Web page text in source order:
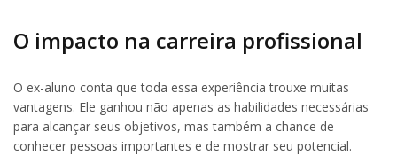
O impacto na carreira profissional
O ex-aluno conta que toda essa experiência trouxe muitas
vantagens. Ele ganhou não apenas as habilidades necessárias
para alcançar seus objetivos, mas também a chance de
conhecer pessoas importantes e de mostrar seu potencial.